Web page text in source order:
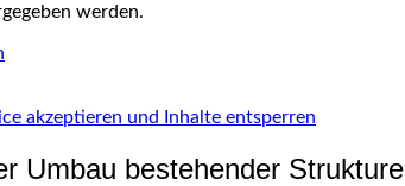
werden.
akzeptieren und Inhalte entsperren
Umbau bestehender